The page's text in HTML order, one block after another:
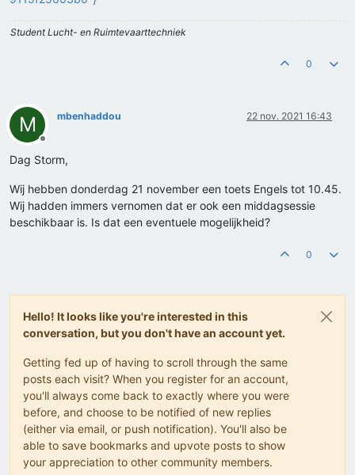
Student Lucht- en Ruimtevaarttechniek
0
M
Offline
mbenhaddou 22 nov. 2021 16:43
Dag Storm,
Wij hebben donderdag 21 november een toets Engels tot 10.45.
Wij hadden immers vernomen dat er ook een middagsessie
beschikbaar is. Is dat een eventuele mogelijkheid?
0
Hello! It looks like you're interested in this
conversation, but you don't have an account yet.
Getting fed up of having to scroll through the same
posts each visit? When you register for an account,
you'll always come back to exactly where you were
before, and choose to be notified of new replies
(either via email, or push notification). You'll also be
able to save bookmarks and upvote posts to show
your appreciation to other community members.